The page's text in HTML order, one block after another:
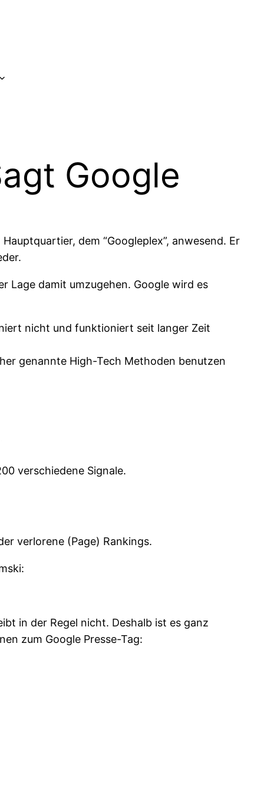
Google
dem “Googleplex”, anwesend. Er
Lage damit umzugehen. Google wird es
nicht und funktioniert seit langer Zeit
genannte High-Tech Methoden benutzen
verschiedene Signale.
verlorene (Page) Rankings.
in der Regel nicht. Deshalb ist es ganz
zum Google Presse-Tag: